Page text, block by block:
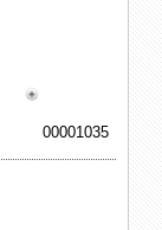
00001035